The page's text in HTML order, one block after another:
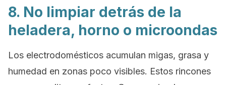
8. No limpiar detrás de la
heladera, horno o microondas
Los electrodomésticos acumulan migas, grasa y
humedad en zonas poco visibles. Estos rincones